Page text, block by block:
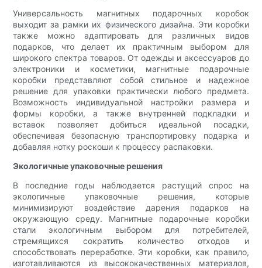
Универсальность магнитных подарочных коробок
выходит за рамки их физического дизайна. Эти коробки
также можно адаптировать для различных видов
подарков, что делает их практичным выбором для
широкого спектра товаров. От одежды и аксессуаров до
электроники и косметики, магнитные подарочные
коробки представляют собой стильное и надежное
решение для упаковки практически любого предмета.
Возможность индивидуальной настройки размера и
формы коробки, а также внутренней подкладки и
вставок позволяет добиться идеальной посадки,
обеспечивая безопасную транспортировку подарка и
добавляя нотку роскоши к процессу распаковки.
Экологичные упаковочные решения
В последние годы наблюдается растущий спрос на
экологичные упаковочные решения, которые
минимизируют воздействие дарения подарков на
окружающую среду. Магнитные подарочные коробки
стали экологичным выбором для потребителей,
стремящихся сократить количество отходов и
способствовать переработке. Эти коробки, как правило,
изготавливаются из высококачественных материалов,